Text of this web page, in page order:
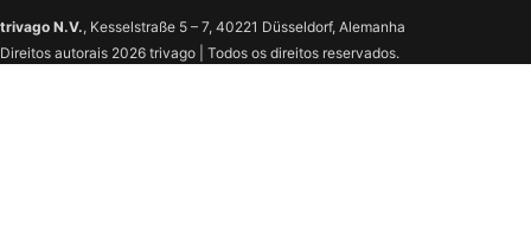
trivago N.V., Kesselstraße 5 – 7, 40221 Düsseldorf, Alemanha
Direitos autorais 2026 trivago | Todos os direitos reservados.